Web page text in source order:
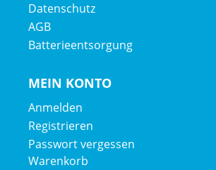
Datenschutz
AGB
Batterieentsorgung
MEIN KONTO
Anmelden
Registrieren
Passwort vergessen
Warenkorb